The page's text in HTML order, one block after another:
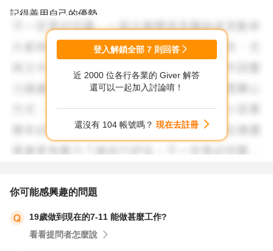
記得善用自己的優勢
會發現你可以做的有很多
登入解鎖全部 7 則回答
近 2000 位各行各業的 Giver 解答
還可以一起加入討論唷！
還沒有 104 帳號嗎？ 現在去註冊
你可能感興趣的問題
19歲做到現在的7-11 能做甚麼工作?
看看提問者怎麼說